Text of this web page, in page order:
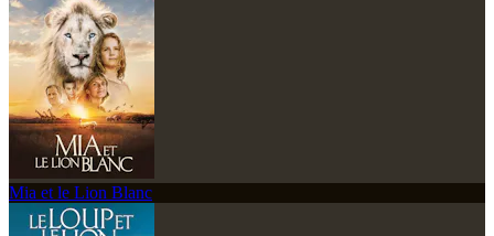
Mia et le Lion Blanc